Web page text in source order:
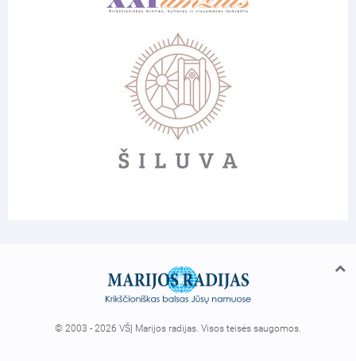
© 2003 - 2026 VŠĮ Marijos radijas. Visos teisės saugomos.